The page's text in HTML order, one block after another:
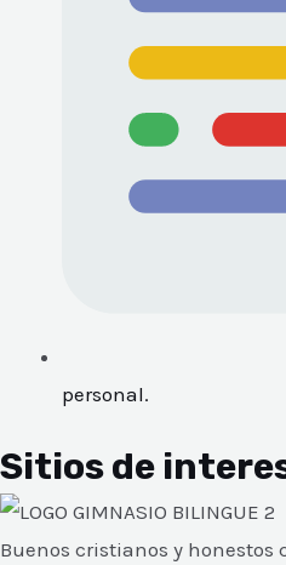
personal.
Sitios de
Buenos cristianos y honestos